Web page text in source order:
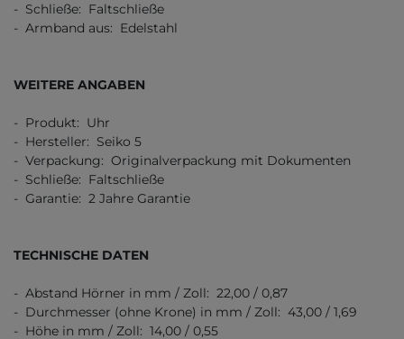
- Schließe: Faltschließe
- Armband aus: Edelstahl
WEITERE ANGABEN
- Produkt: Uhr
- Hersteller: Seiko 5
- Verpackung: Originalverpackung mit Dokumenten
- Schließe: Faltschließe
- Garantie: 2 Jahre Garantie
TECHNISCHE DATEN
- Abstand Hörner in mm / Zoll: 22,00 / 0,87
- Durchmesser (ohne Krone) in mm / Zoll: 43,00 / 1,69
- Höhe in mm / Zoll: 14,00 / 0,55